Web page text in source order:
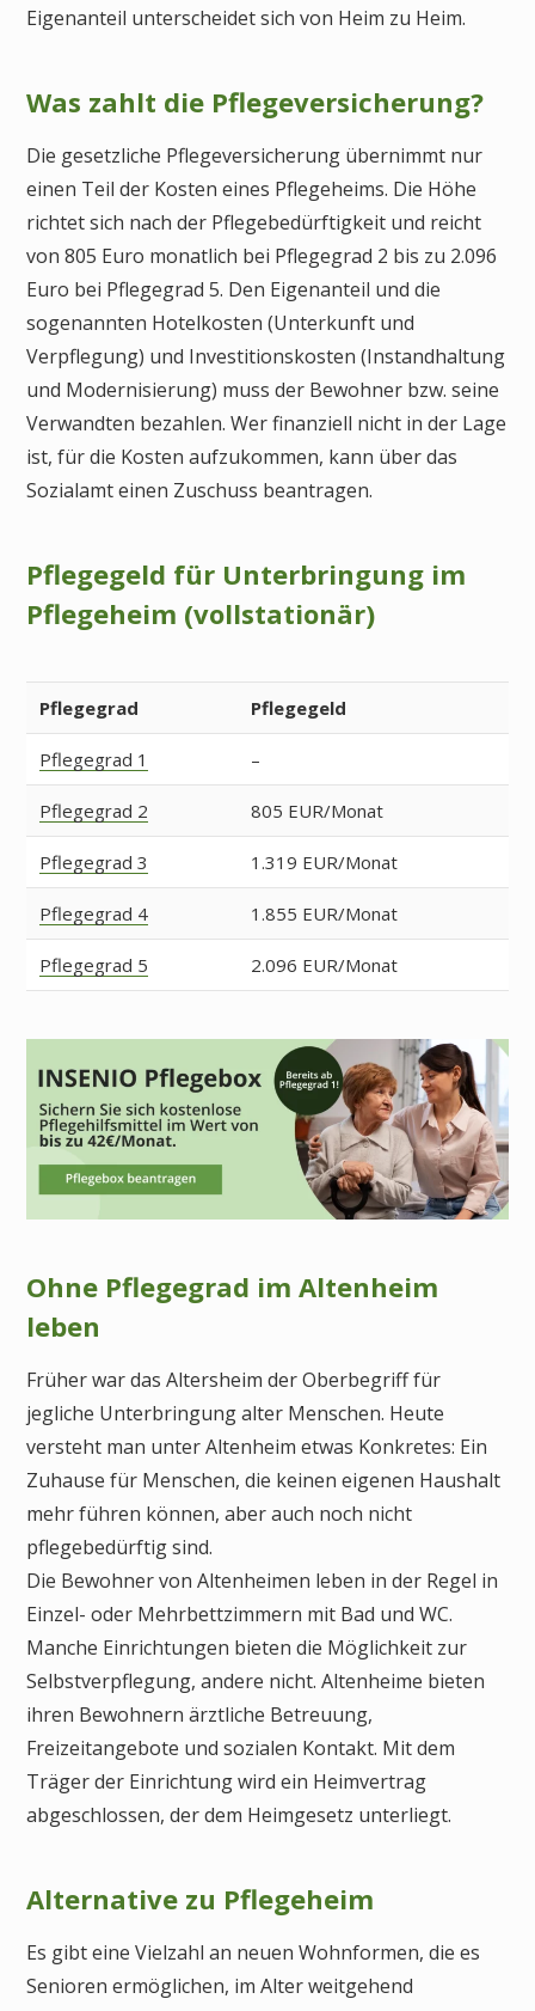
Eigenanteil unterscheidet sich von Heim zu Heim.
Was zahlt die Pflegeversicherung?
Die gesetzliche Pflegeversicherung übernimmt nur
einen Teil der Kosten eines Pflegeheims. Die Höhe
richtet sich nach der Pflegebedürftigkeit und reicht
von 805 Euro monatlich bei Pflegegrad 2 bis zu 2.096
Euro bei Pflegegrad 5. Den Eigenanteil und die
sogenannten Hotelkosten (Unterkunft und
Verpflegung) und Investitionskosten (Instandhaltung
und Modernisierung) muss der Bewohner bzw. seine
Verwandten bezahlen. Wer finanziell nicht in der Lage
ist, für die Kosten aufzukommen, kann über das
Sozialamt einen Zuschuss beantragen.
Pflegegeld für Unterbringung im
Pflegeheim (vollstationär)
Pflegegrad Pflegegeld
Pflegegrad 1 –
Pflegegrad 2 805 EUR/Monat
Pflegegrad 3 1.319 EUR/Monat
Pflegegrad 4 1.855 EUR/Monat
Pflegegrad 5 2.096 EUR/Monat
Ohne Pflegegrad im Altenheim
leben
Früher war das Altersheim der Oberbegriff für
jegliche Unterbringung alter Menschen. Heute
versteht man unter Altenheim etwas Konkretes: Ein
Zuhause für Menschen, die keinen eigenen Haushalt
mehr führen können, aber auch noch nicht
pflegebedürftig sind.
Die Bewohner von Altenheimen leben in der Regel in
Einzel- oder Mehrbettzimmern mit Bad und WC.
Manche Einrichtungen bieten die Möglichkeit zur
Selbstverpflegung, andere nicht. Altenheime bieten
ihren Bewohnern ärztliche Betreuung,
Freizeitangebote und sozialen Kontakt. Mit dem
Träger der Einrichtung wird ein Heimvertrag
abgeschlossen, der dem Heimgesetz unterliegt.
Alternative zu Pflegeheim
Es gibt eine Vielzahl an neuen Wohnformen, die es
Senioren ermöglichen, im Alter weitgehend